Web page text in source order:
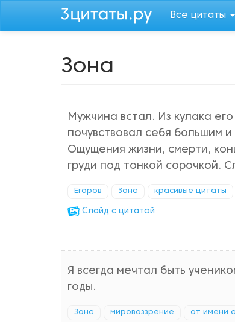
Все цитаты
Зона
Мужчина встал. Из кулака
почувствовал себя большим
Ощущения жизни, смерти,
груди под тонкой сорочкой.
Егоров Зона красивые цитаты
Cлайд с цитатой
Я всегда мечтал быть
годы.
Зона мировоззрение от имени